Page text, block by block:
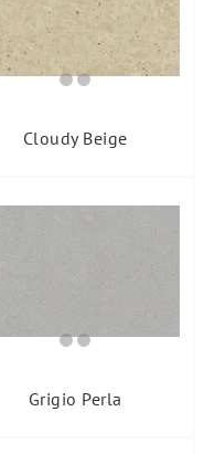
Cloudy Beige
Grigio Perla